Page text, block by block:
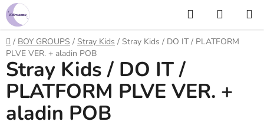
Prejsť
na
obsah
Hľadať
KOŠÍK
Domov
/ BOY GROUPS / Stray Kids / Stray Kids / DO IT / PLATFORM
PLVE VER. + aladin POB
Stray Kids / DO IT /
PLATFORM PLVE VER. +
aladin POB